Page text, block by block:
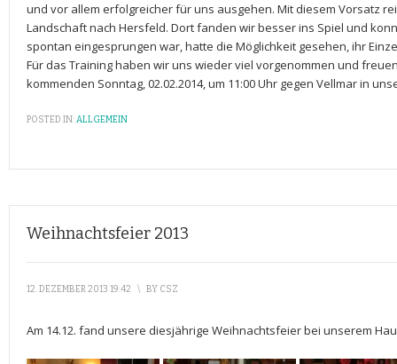
und vor allem erfolgreicher für uns ausgehen. Mit diesem Vorsatz
Landschaft nach Hersfeld. Dort fanden wir besser ins Spiel und
spontan eingesprungen war, hatte die Möglichkeit gesehen, ihr
Für das Training haben wir uns wieder viel vorgenommen und
kommenden Sonntag, 02.02.2014, um 11:00 Uhr gegen Vellmar in
POSTED IN:ALLGEMEIN
Weihnachtsfeier 2013
12. DEZEMBER 2013 19:42 \ BY CSZ
Am 14.12. fand unsere diesjährige Weihnachtsfeier bei unserem